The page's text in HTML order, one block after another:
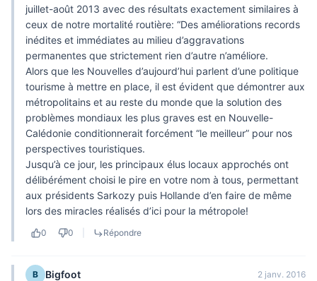
juillet-août 2013 avec des résultats exactement similaires à
ceux de notre mortalité routière: “Des améliorations records
inédites et immédiates au milieu d’aggravations
permanentes que strictement rien d’autre n’améliore.
Alors que les Nouvelles d’aujourd’hui parlent d’une politique
tourisme à mettre en place, il est évident que démontrer aux
métropolitains et au reste du monde que la solution des
problèmes mondiaux les plus graves est en Nouvelle-
Calédonie conditionnerait forcément “le meilleur” pour nos
perspectives touristiques.
Jusqu’à ce jour, les principaux élus locaux approchés ont
délibérément choisi le pire en votre nom à tous, permettant
aux présidents Sarkozy puis Hollande d’en faire de même
lors des miracles réalisés d’ici pour la métropole!
0 0 Répondre
B Bigfoot 2 janv. 2016